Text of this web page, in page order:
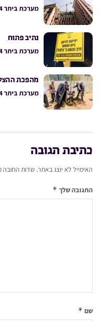
מערכת ביתר 24
נתיב פתוח
מערכת ביתר 24
מהפכת
מערכת ביתר 24
כתיבת תגובה
האימייל לא יוצג באתר. שדות החובה
התגובה שלך *
שם *